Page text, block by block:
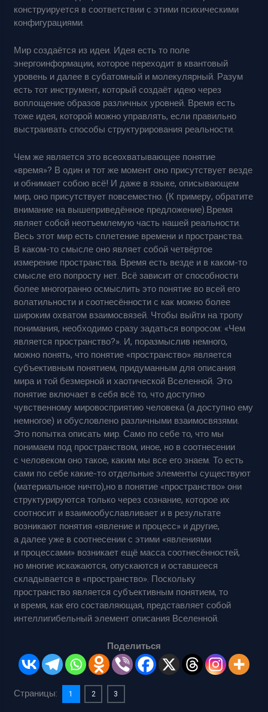
конструируется в соответствии с этими психическими
конфигурациями.
Мир создаётся из идеи. Идея есть то поле
энергоинформации, которое переходит в квантовый
уровень и далее в субатомный и молекулярный. Разум
есть тот инструмент, который создаёт идею через
воплощение образов различных уровней. Время есть
тоже идея, которой можно управлять, если правильно
выстраивать способы структурирования реальности.
Чем же является это всеохватывающее понятие
«время»? В один и тот же момент оно присутствует везде
и обнимает собою всё! И даже в языке, описывающем
мир, оно присутствует повсеместно. (К примеру, обратите
внимание на вышеприведённое предложение).Время
являет собой неотъемлемую часть нашей реальности.
Весь этот мир есть сплетение времени и пространства.
В каком-то смысле оно являет собой четвёртое
измерение пространства. Время есть везде и в каком-то
смысле его попросту нет. Всё зависит от способности
более многогранно осмыслить это понятие во всей его
волатильности и соотнесённости с как можно более
широким охватом взаимосвязей. Чтобы выйти на тропу
понимания, необходимо сразу задаться вопросом: «Чем
является пространство?». И, поразмыслив немного,
можно понять, что понятие «пространство» является
субъективным понятием, придуманным для описания
мира и той безмерной и хаотической Вселенной. Это
понятие включает в себя всё то, что доступно
чувственному мировосприятию человека (а доступно ему
немногое) и обусловлено различными взаимосвязями.
Это попытка описать мир. Само по себе то, что мы
понимаем под пространством, иное, но в соотнесении
с человеком оно такое, каким мы все его знаем. То есть
сами по себе какие-то отдельные элементы существуют
(материальное ничто),но в понятие «пространство» они
структурируются только через сознание, которое их
соотносит и взаимообуславливает и в результате
возникают понятия «явление и процесс» и другие,
а далее уже в соотнесении с этими «явлениями
и процессами» возникает ещё масса соотнесённостей,
но многие искажаются, опускаются и оставшееся
складывается в «пространство». Поскольку
пространство является субъективным понятием, то
и время, как его составляющая, представляет собой
интеллигибельный элемент описания Вселенной.
Поделиться
Страницы: 1 2 3